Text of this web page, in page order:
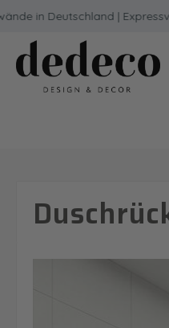
Hauptinhalt springen
Zur Suche springen
Zur Hauptnavigation
Deutschland |